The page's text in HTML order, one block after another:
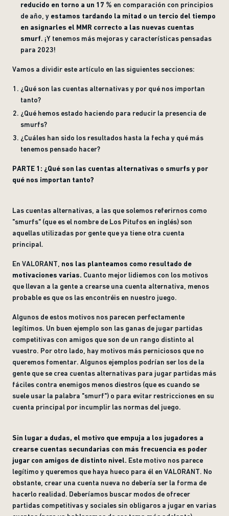
reducido en torno a un 17 % en comparación con principios
de año, y estamos tardando la mitad o un tercio del tiempo
en asignarles el MMR correcto a las nuevas cuentas
smurf. ¡Y tenemos más mejoras y características pensadas
para 2023!
Vamos a dividir este artículo en las siguientes secciones:
¿Qué son las cuentas alternativas y por qué nos importan
tanto?
¿Qué hemos estado haciendo para reducir la presencia de
smurfs?
¿Cuáles han sido los resultados hasta la fecha y qué más
tenemos pensado hacer?
PARTE 1: ¿Qué son las cuentas alternativas o smurfs y por
qué nos importan tanto?
Las cuentas alternativas, a las que solemos referirnos como
"smurfs" (que es el nombre de Los Pitufos en inglés) son
aquellas utilizadas por gente que ya tiene otra cuenta
principal.
En VALORANT, nos las planteamos como resultado de
motivaciones varias. Cuanto mejor lidiemos con los motivos
que llevan a la gente a crearse una cuenta alternativa, menos
probable es que os las encontréis en nuestro juego.
Algunos de estos motivos nos parecen perfectamente
legítimos. Un buen ejemplo son las ganas de jugar partidas
competitivas con amigos que son de un rango distinto al
vuestro. Por otro lado, hay motivos más perniciosos que no
queremos fomentar. Algunos ejemplos podrían ser los de la
gente que se crea cuentas alternativas para jugar partidas más
fáciles contra enemigos menos diestros (que es cuando se
suele usar la palabra "smurf") o para evitar restricciones en su
cuenta principal por incumplir las normas del juego.
Sin lugar a dudas, el motivo que empuja a los jugadores a
crearse cuentas secundarias con más frecuencia es poder
jugar con amigos de distinto nivel. Este motivo nos parece
legítimo y queremos que haya hueco para él en VALORANT. No
obstante, crear una cuenta nueva no debería ser la forma de
hacerlo realidad. Deberíamos buscar modos de ofrecer
partidas competitivas y sociales sin obligaros a jugar en varias